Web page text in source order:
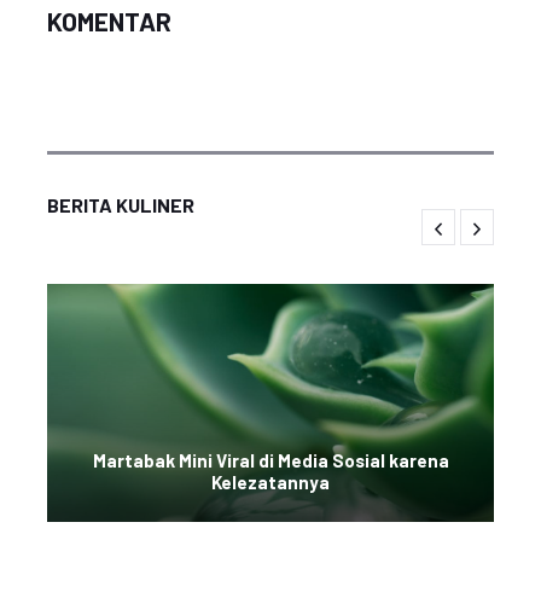
KOMENTAR
BERITA KULINER
Martabak Mini Viral di Media Sosial karena
Kelezatannya